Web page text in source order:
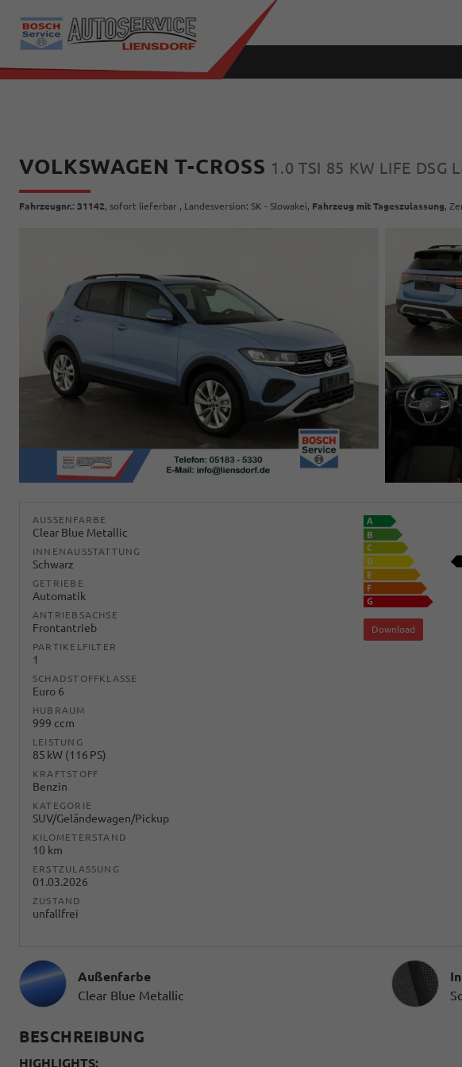
VOLKSWAGEN T-CROSS 1.0 TSI 85 KW LIFE DSG
Fahrzeugnr.: 31142, sofort lieferbar , Landesversion: SK - Slowakei, Fahrzeug mit Tageszulassung,
AUSSENFARBE
Clear Blue Metallic
INNENAUSSTATTUNG
Schwarz
GETRIEBE
Automatik
ANTRIEBSACHSE
Frontantrieb
PARTIKELFILTER
1
SCHADSTOFFKLASSE
Euro 6
HUBRAUM
999 ccm
LEISTUNG
85 kW (116 PS)
KRAFTSTOFF
Benzin
KATEGORIE
SUV/Geländewagen/Pickup
KILOMETERSTAND
10 km
ERSTZULASSUNG
01.03.2026
ZUSTAND
unfallfrei
Download
Außenfarbe
Clear Blue Metallic
BESCHREIBUNG
HIGHLIGHTS: